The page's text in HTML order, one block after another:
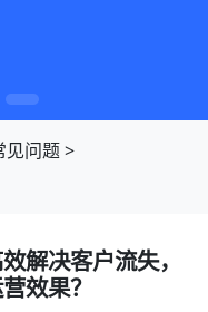
见问题>
解决客户流失，
效果？